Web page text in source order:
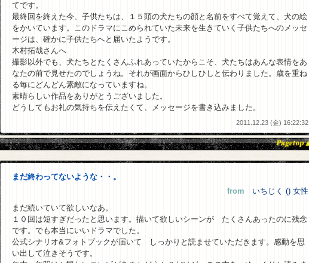
てです。
最終回を終えた今、子供たちは、１５頭の犬たちの顔と名前をすべて覚えて、犬の絵
をかいています。このドラマにこめられていた未来を生きていく子供たちへのメッセ
ージは、確かに子供たちへと届いたようです。
木村拓哉さんへ
撮影以外でも、犬たちとたくさんふれあっていたからこそ、犬たちはあんな表情をあ
なたの前で見せたのでしょうね。それが画面からひしひしと伝わりました。歳を重ね
る毎にどんどん素敵になっていますね。
素晴らしい作品をありがとうございました。
どうしてもお礼の気持ちを伝えたくて、メッセージを書き込みました。
2011.12.23 (金) 16:22:32
まだ終わってないような・・。
from いちじく () 女性
まだ続いていて欲しいなあ。
１０回は短すぎだったと思います。描いて欲しいシーンが たくさんあったのに残念
です。でも本当にいいドラマでした。
公式シナリオ&フォトブックが届いて しっかりと読ませていただきます。感動を思
い出して泣きそうです。